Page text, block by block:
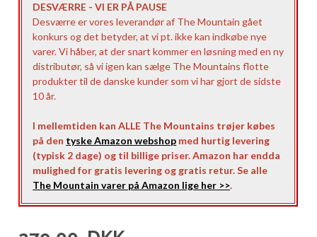
DESVÆRRE - VI ER PÅ PAUSE
Desværre er vores leverandør af The Mountain gået
konkurs og det betyder, at vi pt. ikke kan indkøbe nye
varer. Vi håber, at der snart kommer en løsning med en ny
distributør, så vi igen kan sælge The Mountains flotte
produkter til de danske kunder som vi har gjort de sidste
10 år.
I mellemtiden kan ALLE The Mountains trøjer købes
på den tyske Amazon webshop med hurtig levering
(typisk 2 dage) og til billige priser. Amazon har endda
mulighed for gratis levering og gratis retur. Se alle
The Mountain varer på Amazon lige her >>.